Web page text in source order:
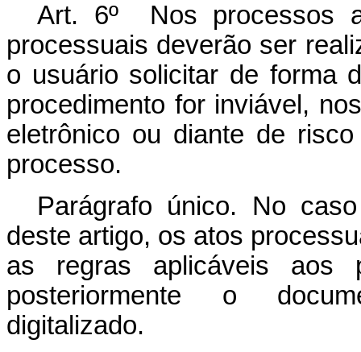
Art. 6º Nos processos
processuais deverão ser
o usuário solicitar de forma
procedimento for inviável,
eletrônico ou diante de
processo.
Parágrafo único. No
deste artigo, os atos
as regras aplicáveis aos
posteriormente o
digitalizado.